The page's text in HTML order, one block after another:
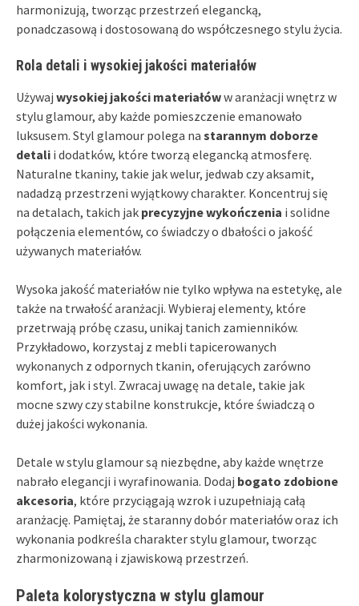
harmonizują, tworząc przestrzeń elegancką,
ponadczasową i dostosowaną do współczesnego stylu życia.
Rola detali i wysokiej jakości materiałów
Używaj wysokiej jakości materiałóww aranżacji wnętrz w
stylu glamour, aby każde pomieszczenie emanowało
luksusem. Styl glamour polega na starannym doborze
detali i dodatków, które tworzą elegancką atmosferę.
Naturalne tkaniny, takie jak welur, jedwab czy aksamit,
nadadzą przestrzeni wyjątkowy charakter. Koncentruj się
na detalach, takich jak precyzyjne wykończenia i solidne
połączenia elementów, co świadczy o dbałości o jakość
używanych materiałów.
Wysoka jakość materiałów nie tylko wpływa na estetykę, ale
także na trwałość aranżacji. Wybieraj elementy, które
przetrwają próbę czasu, unikaj tanich zamienników.
Przykładowo, korzystaj z mebli tapicerowanych
wykonanych z odpornych tkanin, oferujących zarówno
komfort, jak i styl. Zwracaj uwagę na detale, takie jak
mocne szwy czy stabilne konstrukcje, które świadczą o
dużej jakości wykonania.
Detale w stylu glamour są niezbędne, aby każde wnętrze
nabrało elegancji i wyrafinowania. Dodaj bogato zdobione
akcesoria, które przyciągają wzrok i uzupełniają całą
aranżację. Pamiętaj, że staranny dobór materiałów oraz ich
wykonania podkreśla charakter stylu glamour, tworząc
zharmonizowaną i zjawiskową przestrzeń.
Paleta kolorystyczna w stylu glamour